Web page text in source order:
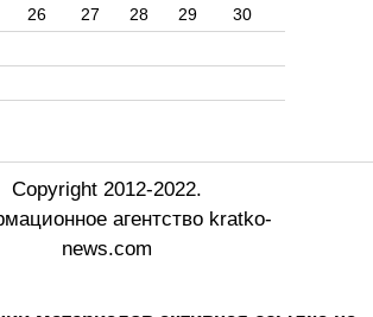
26 27 28 29
30
Copyright 2012-2022.
агентство kratko-
news.com